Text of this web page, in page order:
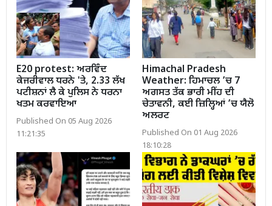
E20 protest: ਅਰਵਿੰਦ
ਕੇਜਰੀਵਾਲ ਧਰਨੇ 'ਤੇ, 2.33 ਲੱਖ
ਪਟੀਸ਼ਨਾਂ ਲੈ ਕੇ ਪੁਲਿਸ ਨੇ ਧਰਨਾ
ਖਤਮ ਕਰਵਾਇਆ
Published On 05 Aug 2026
11:21:35
Himachal Pradesh
Weather: ਹਿਮਾਚਲ ’ਚ 7
ਅਗਸਤ ਤੱਕ ਭਾਰੀ ਮੀਂਹ ਦੀ
ਚੇਤਾਵਨੀ, ਕਈ ਜ਼ਿਲ੍ਹਿਆਂ ’ਚ ਯੈਲੋ
ਅਲਰਟ
Published On 01 Aug 2026
18:10:28